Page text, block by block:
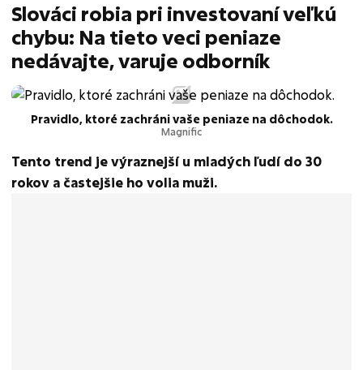
Slováci robia pri investovaní veľkú
chybu: Na tieto veci peniaze
nedávajte, varuje odborník
Pravidlo, ktoré zachráni vaše peniaze na dôchodok.
Magnific
Tento trend je výraznejší u mladých ľudí do 30
rokov a častejšie ho volia muži.